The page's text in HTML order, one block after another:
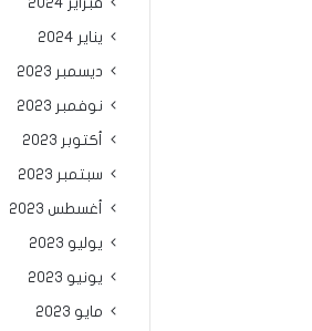
فبراير 2024
يناير 2024
ديسمبر 2023
نوفمبر 2023
أكتوبر 2023
سبتمبر 2023
أغسطس 2023
يوليو 2023
يونيو 2023
مايو 2023